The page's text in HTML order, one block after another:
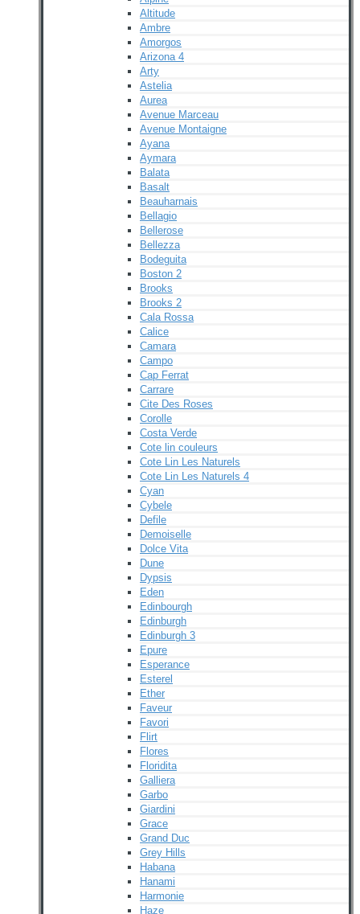
Altitude
Ambre
Amorgos
Arizona 4
Arty
Astelia
Aurea
Avenue Marceau
Avenue Montaigne
Ayana
Aymara
Balata
Basalt
Beauharnais
Bellagio
Bellerose
Bellezza
Bodeguita
Boston 2
Brooks
Brooks 2
Cala Rossa
Calice
Camara
Campo
Cap Ferrat
Carrare
Cite Des Roses
Corolle
Costa Verde
Cote lin couleurs
Cote Lin Les Naturels
Cote Lin Les Naturels 4
Cyan
Cybele
Defile
Demoiselle
Dolce Vita
Dune
Dypsis
Eden
Edinbourgh
Edinburgh
Edinburgh 3
Epure
Esperance
Esterel
Ether
Faveur
Favori
Flirt
Flores
Floridita
Galliera
Garbo
Giardini
Grace
Grand Duc
Grey Hills
Habana
Hanami
Harmonie
Haze